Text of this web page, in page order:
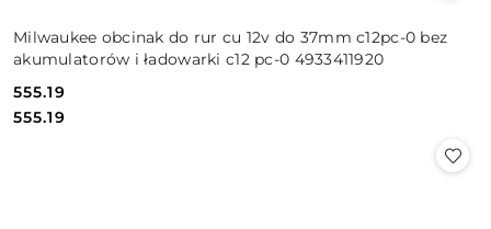
Milwaukee obcinak do rur cu 12v do 37mm c12pc-0 bez
akumulatorów i ładowarki c12 pc-0 4933411920
Cena:
555.19
Cena:
555.19